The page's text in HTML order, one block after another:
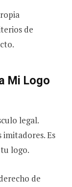
de
Mi Logo
legal.
Es
logo.
de